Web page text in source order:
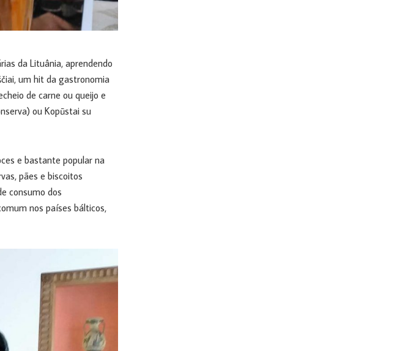
da Lituânia, aprendendo
um hit da gastronomia
de carne ou queijo e
ou Kopūstai su
e bastante popular na
pães e biscoitos
consumo dos
nos países bálticos,